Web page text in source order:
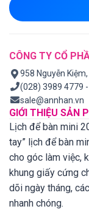
CÔNG TY CỔ
958 Nguyễn
(028) 3989 4779
sale@annhan.vn
GIỚI THIỆU SẢN
Lịch để bàn mini
tay” lịch để bàn
cho góc làm việc,
khung giấy cứng
dõi ngày tháng,
nhanh chóng.